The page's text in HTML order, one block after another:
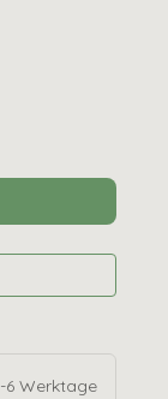
-6 Werktage